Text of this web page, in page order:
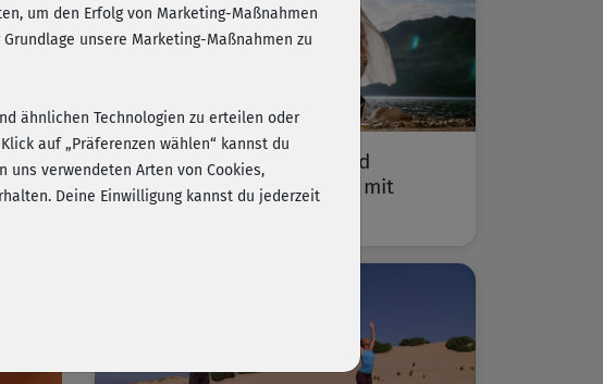
„Bewegen, Spaß haben und
schwitzen!“ – Im Gespräch mit
Michaela Süßbauer
um den Erfolg von Marketing-Maßnahmen
unsere Marketing-Maßnahmen zu
ähnlichen Technologien zu erteilen oder
auf „Präferenzen wählen“ kannst du
uns verwendeten Arten von Cookies,
Deine Einwilligung kannst du jederzeit